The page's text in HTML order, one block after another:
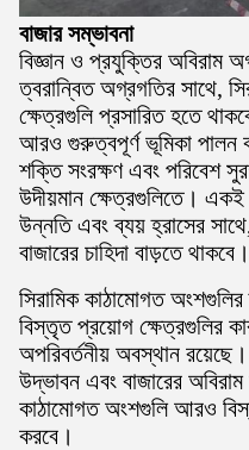
বাজার সম্ভাবনা
বিজ্ঞান ও প্রযুক্তির অবিরাম
ত্বরান্বিত অগ্রগতির সাথে,
ক্ষেত্রগুলি প্রসারিত হতে
আরও গুরুত্বপূর্ণ ভূমিকা পালন
শক্তি সংরক্ষণ এবং পরিবেশ
উদীয়মান ক্ষেত্রগুলিতে। একই
উন্নতি এবং ব্যয় হ্রাসের
বাজারের চাহিদা বাড়তে থাকবে।
সিরামিক কাঠামোগত অংশগুলির
বিস্তৃত প্রয়োগ ক্ষেত্রগুলির
অপরিবর্তনীয় অবস্থান
উদ্ভাবন এবং বাজারের
কাঠামোগত অংশগুলি আরও
করবে।